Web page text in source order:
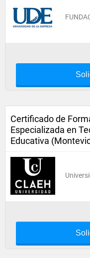
Certificado de
Especializada en
Educativa